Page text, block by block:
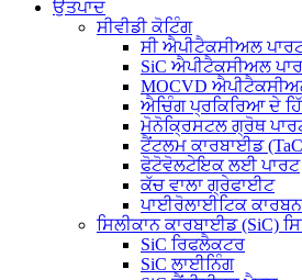
ਉਤਪਾਦ
ਸੀਵੀਡੀ ਕੋਟਿੰਗ
ਸੀ ਐਪੀਟੈਕਸੀਅਲ
SiC ਐਪੀਟੈਕਸੀਅਲ
MOCVD
ਐਚਿੰਗ ਪ੍ਰਕਿਰਿਆ ਦੇ
ਮੋਨੋਕ੍ਰਿਸਟਲ ਗ੍ਰੋਥ
ਟੈਂਟਲਮ ਕਾਰਬਾਈਡ
ਫੋਟੋਵੋਲਟੇਇਕ ਲਈ ਪਾਰਟ
ਕੱਚ ਵਾਲਾ ਗ੍ਰੇਫਾਈਟ
ਪਾਈਰੋਲਾਈਟਿਕ ਕਾਰਬਨ
ਸਿਲੀਕਾਨ ਕਾਰਬਾਈਡ (SiC)
SiC ਰਿਫਲੈਕਟਰ
SiC ਲਾਈਨਿੰਗ